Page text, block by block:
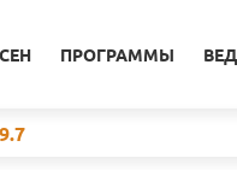
ПРОГРАММЫ